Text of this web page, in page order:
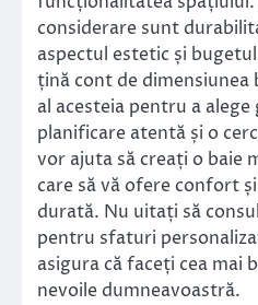
considerare sunt
aspectul estetic și
țină cont de dimensiunea
al acesteia pentru a
planificare atentă și o
vor ajuta să creați o baie
care să vă ofere confort
durată. Nu uitați să
pentru sfaturi
asigura că faceți cea mai
nevoile dumneavoastră.